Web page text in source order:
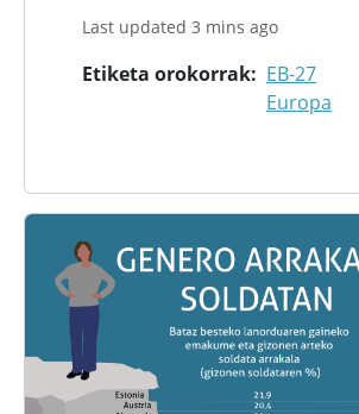
Last updated 3 mins ago
Etiketa orokorrak
EB-27
Europa